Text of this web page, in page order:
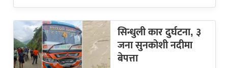
सिन्धुली कार दुर्घटना, ३
जना सुनकोशी नदीमा
बेपत्ता